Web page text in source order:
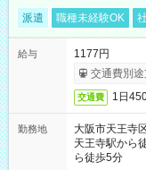
派遣 職種未経験OK
給与
1177円
交通費別途
交通費 1日
勤務地
大阪市天王寺
天王寺駅から
ら徒歩5分